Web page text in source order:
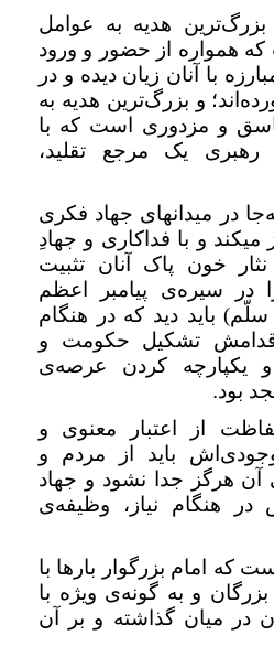
هدیه به عوامل
که همواره از حضور و ورود
با آنان زیان دیده و در
و بزرگ‌ترین هدیه به
و مزدوری است که با
یک مرجع تقلید،
در میدانهای جهاد فکری
و با فداکاری و جهادِ
خون پاک آنان تثبیت
در سیره‌ی پیامبر اعظم
باید دید که در هنگام
تشکیل حکومت و
یکپارچه کردن عرصه‌ی
بود.
از اعتبار معنوی و
باید از مردم و
هرگز جدا نشود و جهاد
هنگام نیاز، وظیفه‌ی
امام بزرگوار بارها با
و به گونه‌ی ویژه با
در میان گذاشته و بر آن